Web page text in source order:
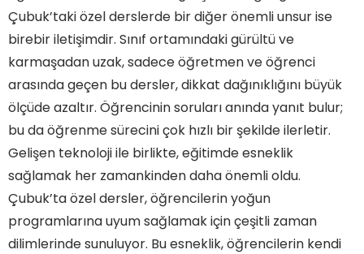
Çubuk’taki özel derslerde bir diğer önemli unsur ise
birebir iletişimdir. Sınıf ortamındaki gürültü ve
karmaşadan uzak, sadece öğretmen ve öğrenci
arasında geçen bu dersler, dikkat dağınıklığını büyük
ölçüde azaltır. Öğrencinin soruları anında yanıt bulur;
bu da öğrenme sürecini çok hızlı bir şekilde ilerletir.
Gelişen teknoloji ile birlikte, eğitimde esneklik
sağlamak her zamankinden daha önemli oldu.
Çubuk’ta özel dersler, öğrencilerin yoğun
programlarına uyum sağlamak için çeşitli zaman
dilimlerinde sunuluyor. Bu esneklik, öğrencilerin kendi